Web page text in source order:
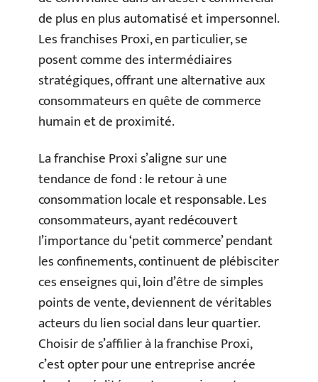
de plus en plus automatisé et impersonnel.
Les franchises Proxi, en particulier, se
posent comme des intermédiaires
stratégiques, offrant une alternative aux
consommateurs en quête de commerce
humain et de proximité.
La franchise Proxi s’aligne sur une
tendance de fond : le retour à une
consommation locale et responsable. Les
consommateurs, ayant redécouvert
l’importance du ‘petit commerce’ pendant
les confinements, continuent de plébisciter
ces enseignes qui, loin d’être de simples
points de vente, deviennent de véritables
acteurs du lien social dans leur quartier.
Choisir de s’affilier à la franchise Proxi,
c’est opter pour une entreprise ancrée